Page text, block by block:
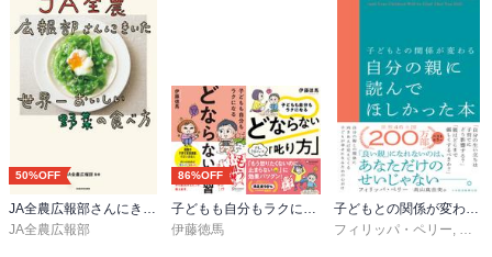
50%OFF
JA全農広報部さんにきいた 世界一おいしい野菜の食べ方
JA全農広報部
86%OFF
子どもも自分もラクになる どならない練習＋どならない叱り方【2冊合本版】
伊藤徳馬
子どもとの関係が変わる自分の親に読んでほしかった本
フィリッパ・ペリー, 高山